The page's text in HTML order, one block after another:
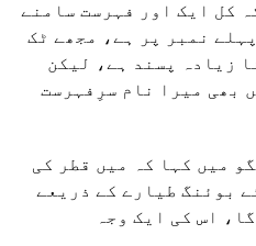
کل ایک اور فہرست سامنے
نمبر پر ہے، مجھے ٹک
زیادہ پسند ہے، لیکن
بھی میرا نام سرِفہرست
میں کہا کہ میں قطر کی
بوئنگ طیارے کے ذریعے
اس کی ایک وجہ